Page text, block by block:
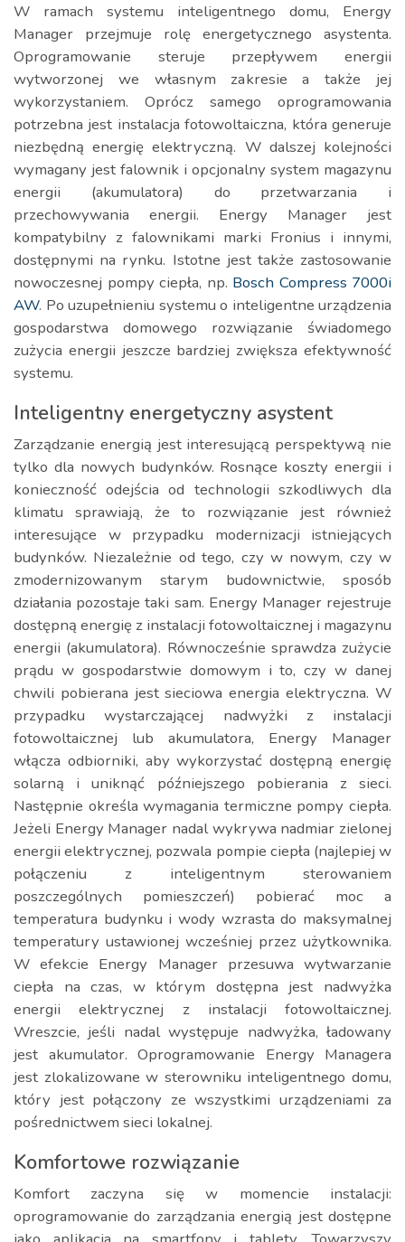
W ramach systemu inteligentnego domu, Energy
Manager przejmuje rolę energetycznego asystenta.
Oprogramowanie steruje przepływem energii
wytworzonej we własnym zakresie a także jej
wykorzystaniem. Oprócz samego oprogramowania
potrzebna jest instalacja fotowoltaiczna, która generuje
niezbędną energię elektryczną. W dalszej kolejności
wymagany jest falownik i opcjonalny system magazynu
energii (akumulatora) do przetwarzania i
przechowywania energii. Energy Manager jest
kompatybilny z falownikami marki Fronius i innymi,
dostępnymi na rynku. Istotne jest także zastosowanie
nowoczesnej pompy ciepła, np. Bosch Compress 7000i
AW. Po uzupełnieniu systemu o inteligentne urządzenia
gospodarstwa domowego rozwiązanie świadomego
zużycia energii jeszcze bardziej zwiększa efektywność
systemu.
Inteligentny energetyczny asystent
Zarządzanie energią jest interesującą perspektywą nie
tylko dla nowych budynków. Rosnące koszty energii i
konieczność odejścia od technologii szkodliwych dla
klimatu sprawiają, że to rozwiązanie jest również
interesujące w przypadku modernizacji istniejących
budynków. Niezależnie od tego, czy w nowym, czy w
zmodernizowanym starym budownictwie, sposób
działania pozostaje taki sam. Energy Manager rejestruje
dostępną energię z instalacji fotowoltaicznej i magazynu
energii (akumulatora). Równocześnie sprawdza zużycie
prądu w gospodarstwie domowym i to, czy w danej
chwili pobierana jest sieciowa energia elektryczna. W
przypadku wystarczającej nadwyżki z instalacji
fotowoltaicznej lub akumulatora, Energy Manager
włącza odbiorniki, aby wykorzystać dostępną energię
solarną i uniknąć późniejszego pobierania z sieci.
Następnie określa wymagania termiczne pompy ciepła.
Jeżeli Energy Manager nadal wykrywa nadmiar zielonej
energii elektrycznej, pozwala pompie ciepła (najlepiej w
połączeniu z inteligentnym sterowaniem
poszczególnych pomieszczeń) pobierać moc a
temperatura budynku i wody wzrasta do maksymalnej
temperatury ustawionej wcześniej przez użytkownika.
W efekcie Energy Manager przesuwa wytwarzanie
ciepła na czas, w którym dostępna jest nadwyżka
energii elektrycznej z instalacji fotowoltaicznej.
Wreszcie, jeśli nadal występuje nadwyżka, ładowany
jest akumulator. Oprogramowanie Energy Managera
jest zlokalizowane w sterowniku inteligentnego domu,
który jest połączony ze wszystkimi urządzeniami za
pośrednictwem sieci lokalnej.
Komfortowe rozwiązanie
Komfort zaczyna się w momencie instalacji:
oprogramowanie do zarządzania energią jest dostępne